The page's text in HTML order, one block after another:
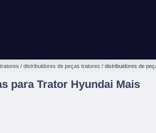
distribuidores de peças tratores distribuidores de
para Trator Hyundai Mais